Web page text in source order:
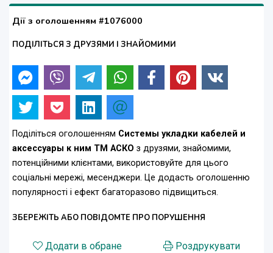
Дії з оголошенням #1076000
ПОДІЛІТЬСЯ З ДРУЗЯМИ І ЗНАЙОМИМИ
Поділіться оголошенням Системы укладки кабелей и
аксессуары к ним ТМ АСКО з друзями, знайомими,
потенційними клієнтами, використовуйте для цього
соціальні мережі, месенджери. Це додасть оголошенню
популярності і ефект багаторазово підвищиться.
ЗБЕРЕЖІТЬ АБО ПОВІДОМТЕ ПРО ПОРУШЕННЯ
Додати в обране
Роздрукувати